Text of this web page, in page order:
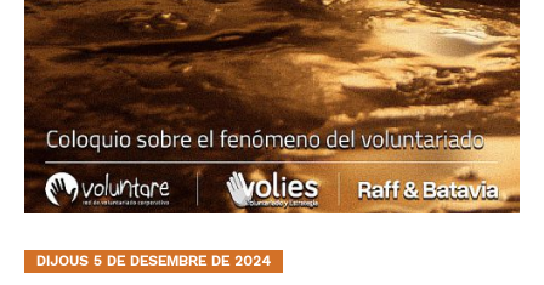
DIJOUS 5 DE DESEMBRE DE 2024